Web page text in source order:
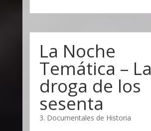
La Noche
Temática – La
droga de los
sesenta
3. Documentales de Historia